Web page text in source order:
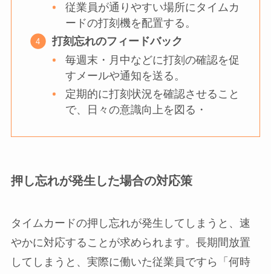
従業員が通りやすい場所にタイムカ
ードの打刻機を配置する。
打刻忘れのフィードバック
毎週末・月中などに打刻の確認を促
すメールや通知を送る。
定期的に打刻状況を確認させること
で、日々の意識向上を図る・
押し忘れが発生した場合の対応策
タイムカードの押し忘れが発生してしまうと、速
やかに対応することが求められます。長期間放置
してしまうと、実際に働いた従業員ですら「何時